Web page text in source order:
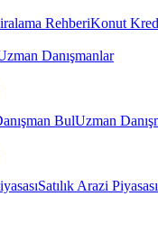
RehberiKonut
Danışmanlar
BulUzman
Satılık Arazi Piyasası